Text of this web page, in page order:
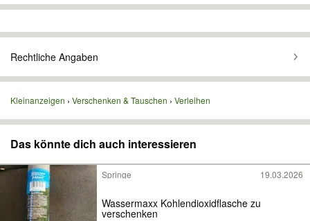
Rechtliche Angaben
Kleinanzeigen Verschenken & Tauschen Verleihen
Das könnte dich auch interessieren
Springe 19.03.2026
Wassermaxx Kohlendioxidflasche zu
verschenken